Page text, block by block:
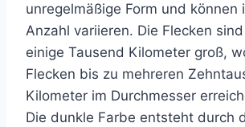
unregelmäßige Form und können
Anzahl variieren. Die Flecken
einige Tausend Kilometer groß,
Flecken bis zu mehreren
Kilometer im Durchmesser
Die dunkle Farbe entsteht durch